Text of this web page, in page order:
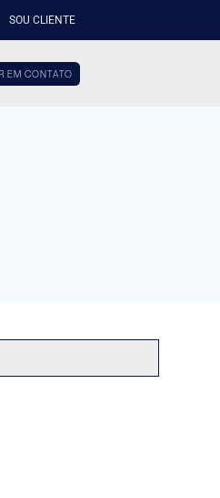
SOU CLIENTE
EM CONTATO